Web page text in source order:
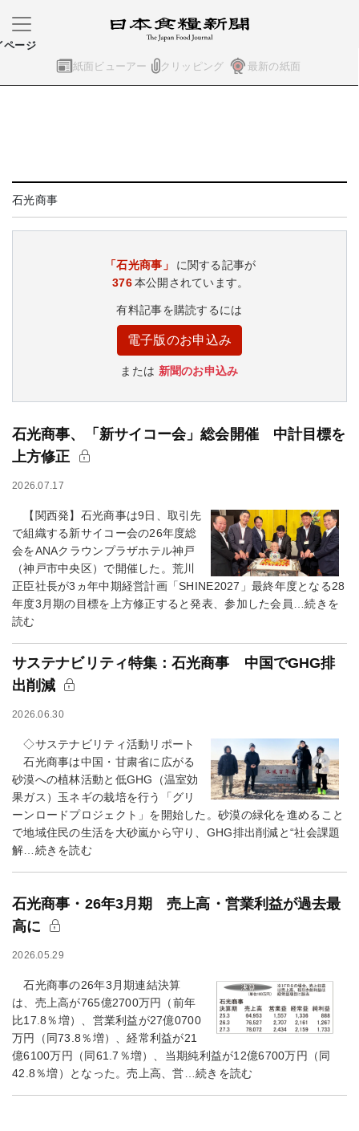
紙面ビューアー クリッピング 最新の紙面
ページ
石光商事
「石光商事」
に関する記事が
376本公開されています。
有料記事を購読するには
電子版のお申込み
または 新聞のお申込み
石光商事、「新サイコー会」総会開催 中計目標を
上方修正
2026.07.17
【関西発】石光商事は9日、取引先
で組織する新サイコー会の26年度総
会をANAクラウンプラザホテル神戸
（神戸市中央区）で開催した。荒川
正臣社長が3ヵ年中期経営計画「SHINE2027」最終年度となる28
年度3月期の目標を上方修正すると発表、参加した会員…続きを
読む
サステナビリティ特集：石光商事 中国でGHG排
出削減
2026.06.30
◇サステナビリティ活動リポート
石光商事は中国・甘粛省に広がる
砂漠への植林活動と低GHG（温室効
果ガス）玉ネギの栽培を行う「グリ
ーンロードプロジェクト」を開始した。砂漠の緑化を進めること
で地域住民の生活を大砂嵐から守り、GHG排出削減と“社会課題
解…続きを読む
石光商事・26年3月期 売上高・営業利益が過去最
高に
2026.05.29
石光商事の26年3月期連結決算
は、売上高が765億2700万円（前年
比17.8％増）、営業利益が27億0700
万円（同73.8％増）、経常利益が21
億6100万円（同61.7％増）、当期純利益が12億6700万円（同
42.8％増）となった。売上高、営…続きを読む